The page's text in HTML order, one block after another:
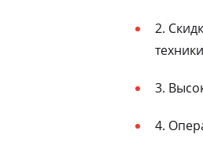
2.
3.
4.